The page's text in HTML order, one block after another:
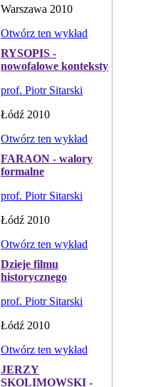
Warszawa 2010
Otwórz ten wykład
RYSOPIS -
nowofalowe konteksty
prof. Piotr Sitarski
Łódź 2010
Otwórz ten wykład
FARAON - walory
formalne
prof. Piotr Sitarski
Łódź 2010
Otwórz ten wykład
Dzieje filmu
historycznego
prof. Piotr Sitarski
Łódź 2010
Otwórz ten wykład
JERZY
SKOLIMOWSKI -